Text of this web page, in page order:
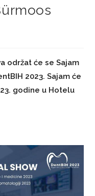
održat će se Sajam
2023. Sajam će
godine u Hotelu